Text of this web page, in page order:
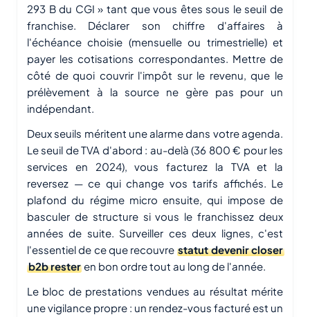
293 B du CGI » tant que vous êtes sous le seuil de
franchise. Déclarer son chiffre d'affaires à
l'échéance choisie (mensuelle ou trimestrielle) et
payer les cotisations correspondantes. Mettre de
côté de quoi couvrir l'impôt sur le revenu, que le
prélèvement à la source ne gère pas pour un
indépendant.
Deux seuils méritent une alarme dans votre agenda.
Le seuil de TVA d'abord : au-delà (36 800 € pour les
services en 2024), vous facturez la TVA et la
reversez — ce qui change vos tarifs affichés. Le
plafond du régime micro ensuite, qui impose de
basculer de structure si vous le franchissez deux
années de suite. Surveiller ces deux lignes, c'est
l'essentiel de ce que recouvre statut devenir closer
b2b rester en bon ordre tout au long de l'année.
Le bloc de prestations vendues au résultat mérite
une vigilance propre : un rendez-vous facturé est un